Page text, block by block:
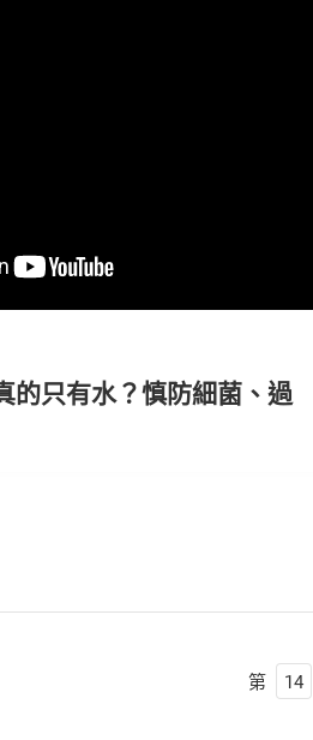
的只有水？慎防細菌、過
第